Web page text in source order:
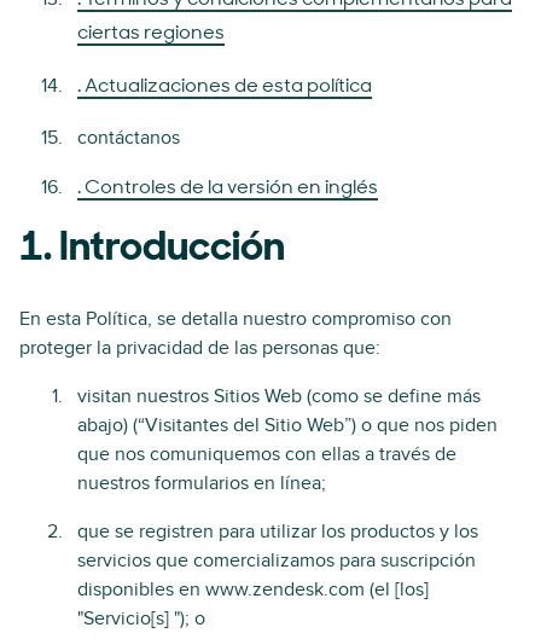
ciertas regiones
. Actualizaciones de esta política
contáctanos
. Controles de la versión en inglés
1. Introducción
En esta Política, se detalla nuestro compromiso con
proteger la privacidad de las personas que:
visitan nuestros Sitios Web (como se define más
abajo) (“Visitantes del Sitio Web”) o que nos piden
que nos comuniquemos con ellas a través de
nuestros formularios en línea;
que se registren para utilizar los productos y los
servicios que comercializamos para suscripción
disponibles en www.zendesk.com (el [los]
"Servicio[s] "); o